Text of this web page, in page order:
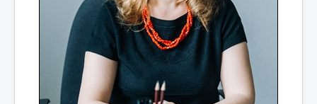
специалист по охране труда, учитель